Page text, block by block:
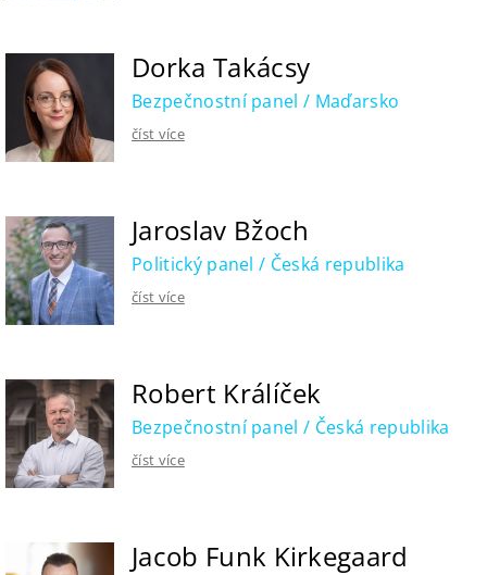
Dorka Takácsy
Bezpečnostní panel / Maďarsko
číst více
Jaroslav Bžoch
Politický panel / Česká republika
číst více
Robert Králíček
Bezpečnostní panel / Česká republika
číst více
Jacob Funk Kirkegaard